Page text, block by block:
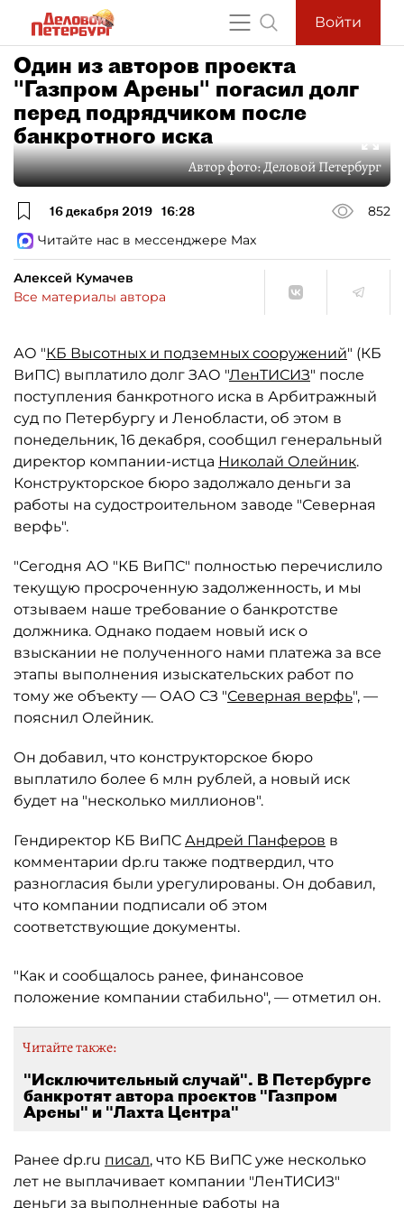
Войти
Один из авторов проекта
"Газпром Арены" погасил долг
перед подрядчиком после
банкротного иска
Автор фото:Деловой Петербург
16 декабря 2019 16:28
852
Читайте нас в мессенджере Max
Алексей Кумачев
Все материалы автора
АО "КБ Высотных и подземных сооружений" (КБ
ВиПС) выплатило долг ЗАО "ЛенТИСИЗ" после
поступления банкротного иска в Арбитражный
суд по Петербургу и Ленобласти, об этом в
понедельник, 16 декабря, сообщил генеральный
директор компании-истца Николай Олейник.
Конструкторское бюро задолжало деньги за
работы на судостроительном заводе "Северная
верфь".
"Сегодня АО "КБ ВиПС" полностью перечислило
текущую просроченную задолженность, и мы
отзываем наше требование о банкротстве
должника. Однако подаем новый иск о
взыскании не полученного нами платежа за все
этапы выполнения изыскательских работ по
тому же объекту — ОАО СЗ "Северная верфь", —
пояснил Олейник.
Он добавил, что конструкторское бюро
выплатило более 6 млн рублей, а новый иск
будет на "несколько миллионов".
Гендиректор КБ ВиПС Андрей Панферов в
комментарии dp.ru также подтвердил, что
разногласия были урегулированы. Он добавил,
что компании подписали об этом
соответствующие документы.
"Как и сообщалось ранее, финансовое
положение компании стабильно", — отметил он.
Читайте также:
"Исключительный случай". В Петербурге
банкротят автора проектов "Газпром
Арены" и "Лахта Центра"
Ранее dp.ru писал, что КБ ВиПС уже несколько
лет не выплачивает компании "ЛенТИСИЗ"
деньги за выполненные работы на